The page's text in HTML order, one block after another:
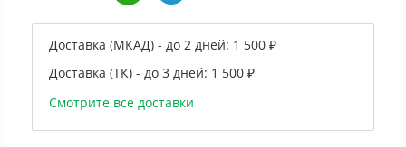
Доставка (МКАД) - до 2 дней: 1 500 ₽
Доставка (ТК) - до 3 дней: 1 500 ₽
Смотрите все доставки